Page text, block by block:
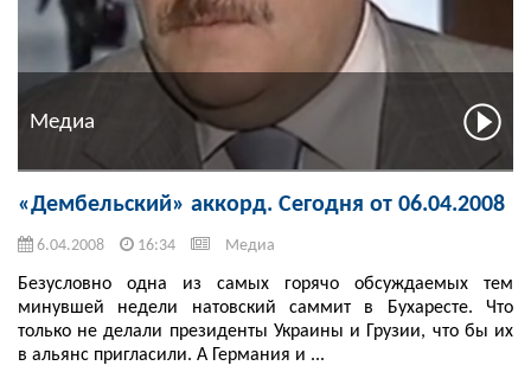
Медиа
«Дембельский» аккорд. Сегодня от 06.04.2008
6.04.2008 16:34 Медиа
Безусловно одна из самых горячо обсуждаемых тем
минувшей недели натовский саммит в Бухаресте. Что
только не делали президенты Украины и Грузии, что бы их
в альянс пригласили. А Германия и ...